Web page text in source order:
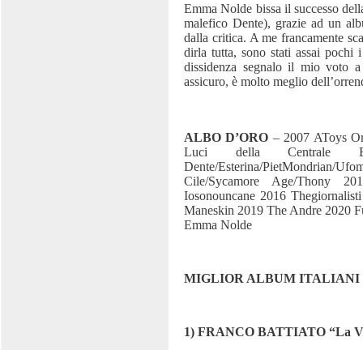
Emma Nolde bissa il successo
malefico Dente), grazie ad un
dalla critica. A me francamente
dirla tutta, sono stati assai
dissidenza segnalo il mio voto
assicuro, è molto meglio
ALBO D’ORO – 2007 AToys
Luci della Centrale
Dente/Esterina/
Cile/Sycamore Age/Thony
Iosonouncane 2016
Maneskin 2019 The Andre 2020
Emma Nolde
MIGLIOR ALBUM
1) FRANCO BATTIATO “La